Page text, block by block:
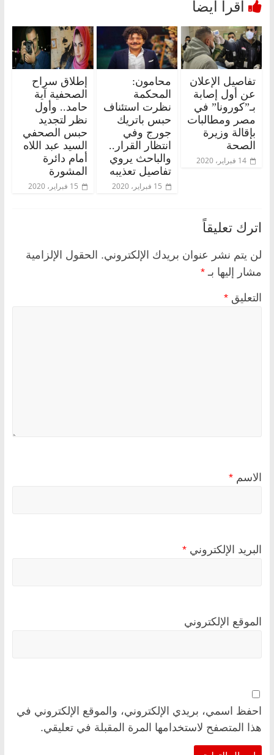
تفاصيل الإعلان
عن أول إصابة
بـ”كورونا” في
مصر ومطالبات
بإقالة وزيرة
الصحة
14 فبراير، 2020
محامون:
المحكمة
نظرت استئناف
حبس باتريك
جورج وفي
انتظار القرار..
والباحث يروي
تفاصيل تعذيبه
15 فبراير، 2020
إطلاق سراح
الصحفية آية
حامد.. وأول
نظر لتجديد
حبس الصحفي
السيد عبد اللاه
أمام دائرة
المشورة
15 فبراير، 2020
اترك تعليقاً
لن يتم نشر عنوان بريدك الإلكتروني. الحقول الإلزامية
مشار إليها بـ *
التعليق *
الاسم *
البريد الإلكتروني *
الموقع الإلكتروني
احفظ اسمي، بريدي الإلكتروني، والموقع الإلكتروني في
هذا المتصفح لاستخدامها المرة المقبلة في تعليقي.